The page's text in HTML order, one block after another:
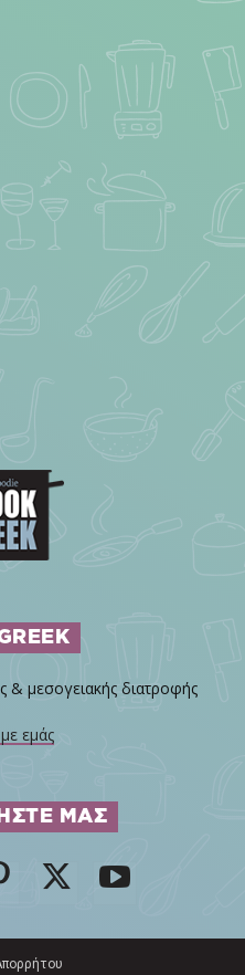
& μεσογειακής διατροφής
εμάς
ΜΑΣ